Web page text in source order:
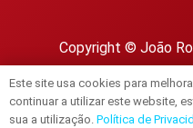
Copyright © João
Este site usa cookies para
continuar a utilizar este website,
sua a utilização. Política de